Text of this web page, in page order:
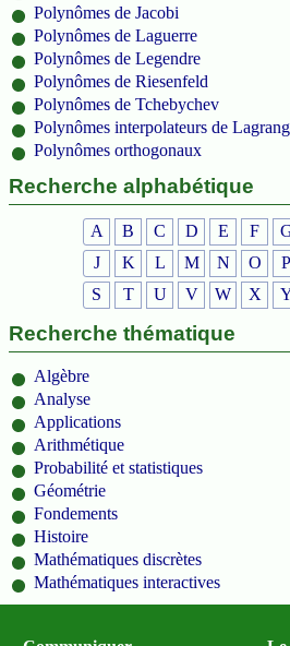
Polynômes de Jacobi
Polynômes de Laguerre
Polynômes de Legendre
Polynômes de Riesenfeld
Polynômes de Tchebychev
Polynômes interpolateurs de
Polynômes orthogonaux
Recherche alphabétique
A B C D E F
J
K L M N O P
S
T U V W X
Recherche thématique
Algèbre
Analyse
Applications
Arithmétique
Probabilité et statistiques
Géométrie
Fondements
Histoire
Mathématiques discrètes
Mathématiques interactives